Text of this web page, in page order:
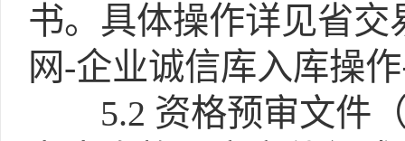
书。具体操作详见省
网-企业诚信库入库操
5.2 资格预审文件